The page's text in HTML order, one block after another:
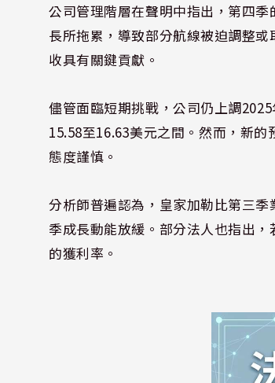
公司管理階層在聲明中指出，第四
長所拖累，導致部分航線被迫調整
收具有關鍵貢獻。
儘管面臨短期挑戰，公司仍上調
15.58至16.63美元之間。然而，新
態度謹慎。
分析師普遍認為，皇家加勒比第三
季成長動能放緩。部分法人也指出
的獲利率。